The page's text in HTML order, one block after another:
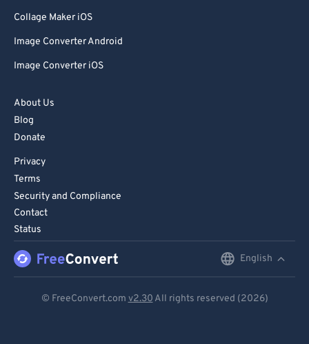
Collage Maker iOS
Image Converter Android
Image Converter iOS
About Us
Blog
Donate
Privacy
Terms
Security and Compliance
Contact
Status
English
© FreeConvert.com v2.30 All rights reserved (2026)